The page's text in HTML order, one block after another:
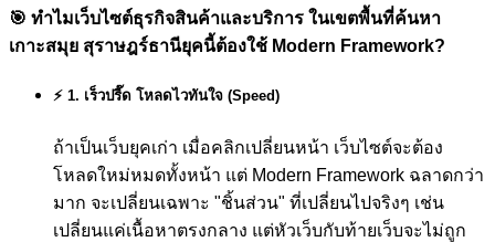
🎯 ทำไมเว็บไซต์ธุรกิจสินค้าและบริการ ในเขตพื้นที่ค้นหา
เกาะสมุย สุราษฎร์ธานียุคนี้ต้องใช้ Modern Framework?
⚡ 1. เร็วปรี๊ด โหลดไวทันใจ (Speed)
ถ้าเป็นเว็บยุคเก่า เมื่อคลิกเปลี่ยนหน้า เว็บไซต์จะต้อง
โหลดใหม่หมดทั้งหน้า แต่ Modern Framework ฉลาดกว่า
มาก จะเปลี่ยนเฉพาะ "ชิ้นส่วน" ที่เปลี่ยนไปจริงๆ เช่น
เปลี่ยนแค่เนื้อหาตรงกลาง แต่หัวเว็บกับท้ายเว็บจะไม่ถูก